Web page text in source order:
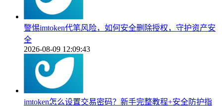
警惕imtoken代笔风险，如何安全删除授权，守护资产安
全
2026-08-09 12:09:43
imtoken怎么设置交易密码？新手完整教程+安全防护指